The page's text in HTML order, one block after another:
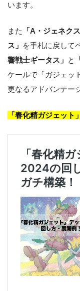
います。
また 「A・ジェネク
ス」 を手札に戻して
響戦士ギータス」 と
ケールで「ガジェッ
更なるアドバンテー
「春化精ガジェッ